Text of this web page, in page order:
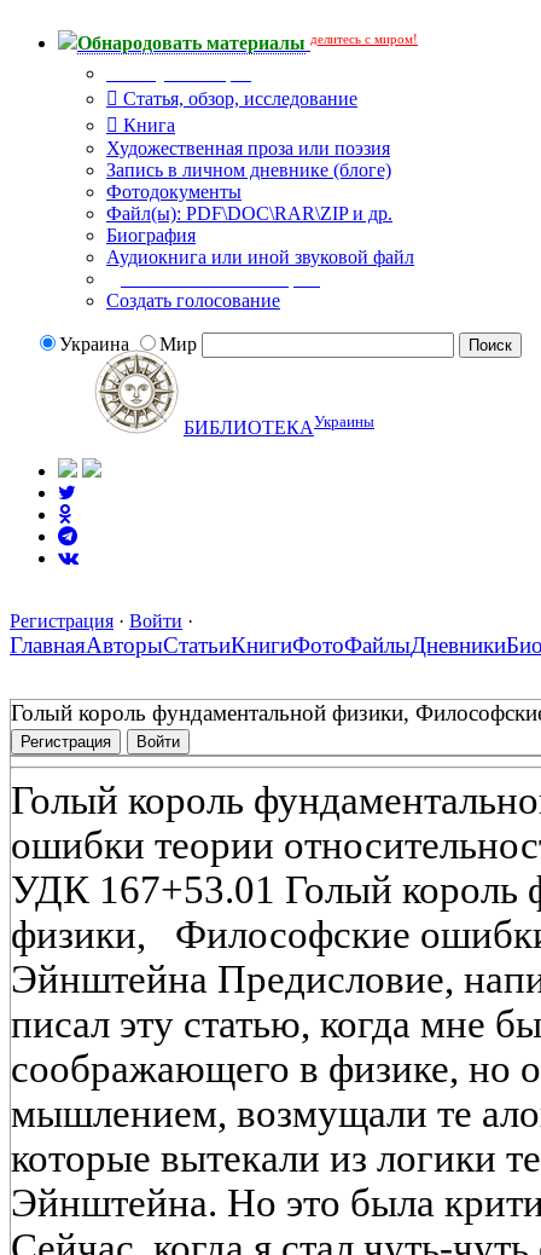
Обнародовать материалы делитесь с миром!
Статья, обзор, исследование
Книга
Художественная проза или поэзия
Запись в личном дневнике (блоге)
Фотодокументы
Файл(ы): PDF\DOC\RAR\ZIP и др.
Биография
Аудиокнига или иной звуковой файл
Создать голосование
Украина Мир
БИБЛИОТЕКАУкраины
Регистрация · Войти ·
ГлавнаяАвторыСтатьиКнигиФотоФайлыДневники
Голый король фундаментальной физики,
Регистрация Войти
Голый король
ошибки теории
УДК 167+53.01 Голый король
физики, Философские
Эйнштейна Предисловие,
писал эту статью, когда мне
соображающего в физике, но
мышлением, возмущали те
которые вытекали из логики
Эйнштейна. Но это была